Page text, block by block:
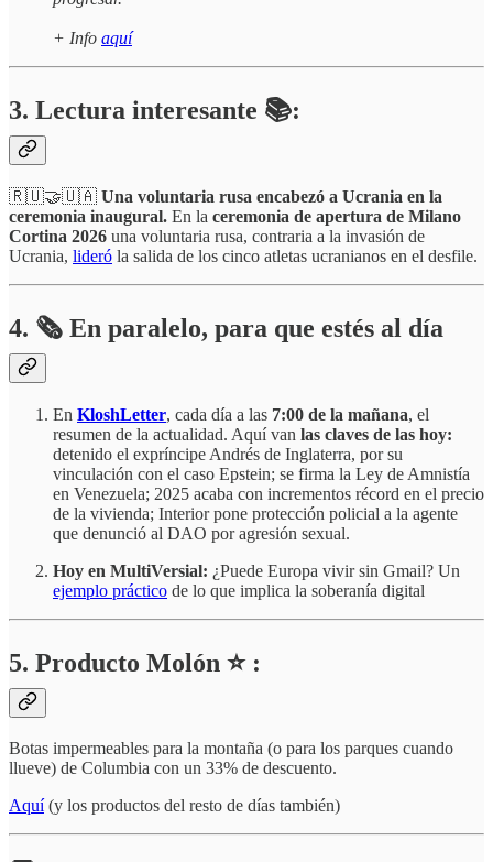
+ Info aquí
3. Lectura interesante 📚:
🇷🇺🤝🇺🇦 Una voluntaria rusa encabezó a Ucrania en la
ceremonia inaugural. En la ceremonia de apertura de Milano
Cortina 2026 una voluntaria rusa, contraria a la invasión de
Ucrania, lideró la salida de los cinco atletas ucranianos en el desfile.
4. 🗞️ En paralelo, para que estés al día
En KloshLetter, cada día a las 7:00 de la mañana, el
resumen de la actualidad. Aquí van las claves de las hoy:
detenido el expríncipe Andrés de Inglaterra, por su
vinculación con el caso Epstein; se firma la Ley de Amnistía
en Venezuela; 2025 acaba con incrementos récord en el precio
de la vivienda; Interior pone protección policial a la agente
que denunció al DAO por agresión sexual.
Hoy en MultiVersial: ¿Puede Europa vivir sin Gmail? Un
ejemplo práctico de lo que implica la soberanía digital
5. Producto Molón ⭐ :
Botas impermeables para la montaña (o para los parques cuando
llueve) de Columbia con un 33% de descuento.
Aquí (y los productos del resto de días también)